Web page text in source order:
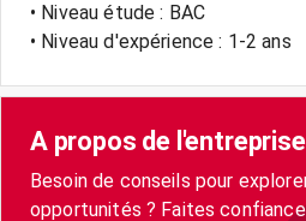
• Niveau étude : BAC
• Niveau d'expérience : 1-2 ans
A propos de l'entreprise
Besoin de conseils pour
opportunités ? Faites